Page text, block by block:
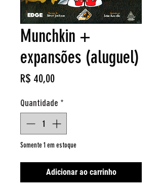
Munchkin +
expansões (aluguel)
R$ 40,00Preço
Quantidade *
Somente 1 em estoque
Adicionar ao carrinho